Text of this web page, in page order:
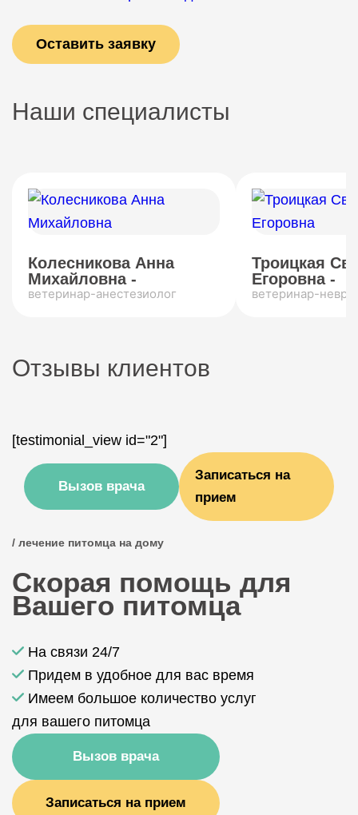
Наши специалисты
Колесникова Анна
Михайловна -
ветеринар-анестезиолог
Троицкая
Егоровна -
ветеринар-
Отзывы клиентов
[testimonial_view id="2"]
Вызов врача
Записаться на
прием
/ лечение питомца на дому
Скорая помощь для
Вашего питомца
На связи 24/7
Придем в удобное для вас время
Имеем большое количество услуг
для вашего питомца
Вызов врача
Записаться на прием